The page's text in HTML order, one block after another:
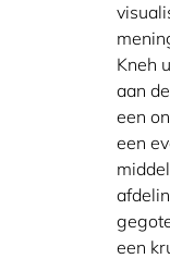
Kneh
aan
een
een
een